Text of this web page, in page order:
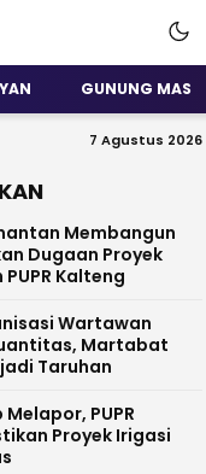
GUNUNG MAS
7 Agustus 2026
Membangun
Dugaan Proyek
Kalteng
Wartawan
Martabat
Taruhan
Melapor, PUPR
Proyek Irigasi